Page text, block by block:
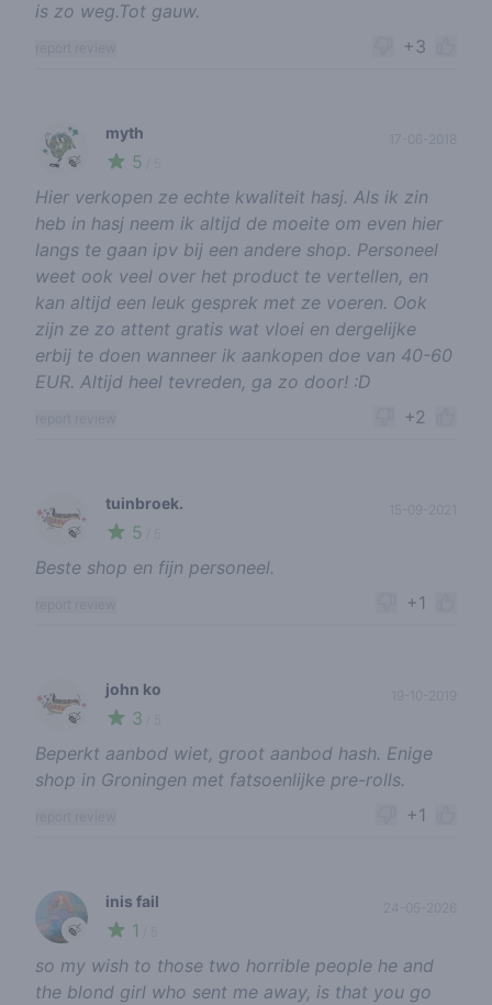
is zo weg.Tot gauw.
+3
🍃
myth
5
Hier verkopen ze echte kwaliteit hasj. Als ik zin
heb in hasj neem ik altijd de moeite om even hier
langs te gaan ipv bij een andere shop. Personeel
weet ook veel over het product te vertellen, en
kan altijd een leuk gesprek met ze voeren. Ook
zijn ze zo attent gratis wat vloei en dergelijke
erbij te doen wanneer ik aankopen doe van 40-60
EUR. Altijd heel tevreden, ga zo door! :D
+2
🍃
tuinbroek.
5
Beste shop en fijn personeel.
+1
🍃
john ko
3
Beperkt aanbod wiet, groot aanbod hash. Enige
shop in Groningen met fatsoenlijke pre-rolls.
+1
🍃
inis fail
1
so my wish to those two horrible people he and
the blond girl who sent me away, is that you go